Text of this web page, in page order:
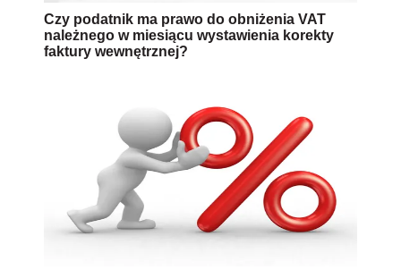
Czy podatnik ma prawo do obniżenia VAT
należnego w miesiącu wystawienia korekty
faktury wewnętrznej?